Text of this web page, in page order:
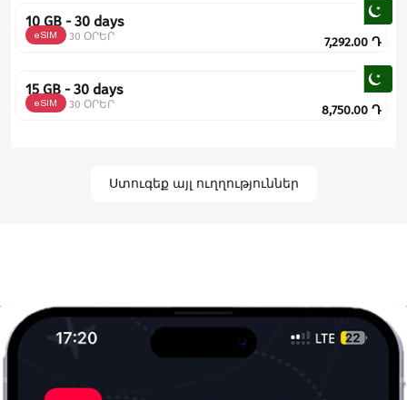
10 GB - 30 days
eSIM 30 ՕՐԵՐ 7,292.00 Դ
15 GB - 30 days
eSIM 30 ՕՐԵՐ 8,750.00 Դ
Ստուգեք այլ ուղղություններ